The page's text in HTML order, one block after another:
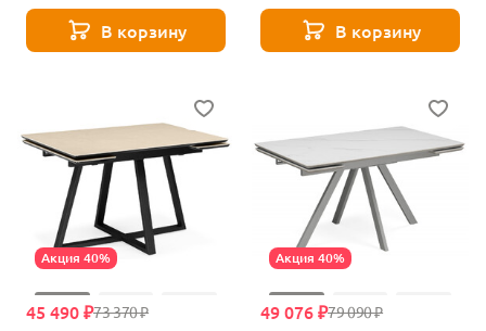
shakespeare black / черный
625723
В корзину
light yellow / черный
664955
В корзину
Акция 40%
73 370 ₽
45 490 ₽
Акция 40%
79 090 ₽
49 076 ₽